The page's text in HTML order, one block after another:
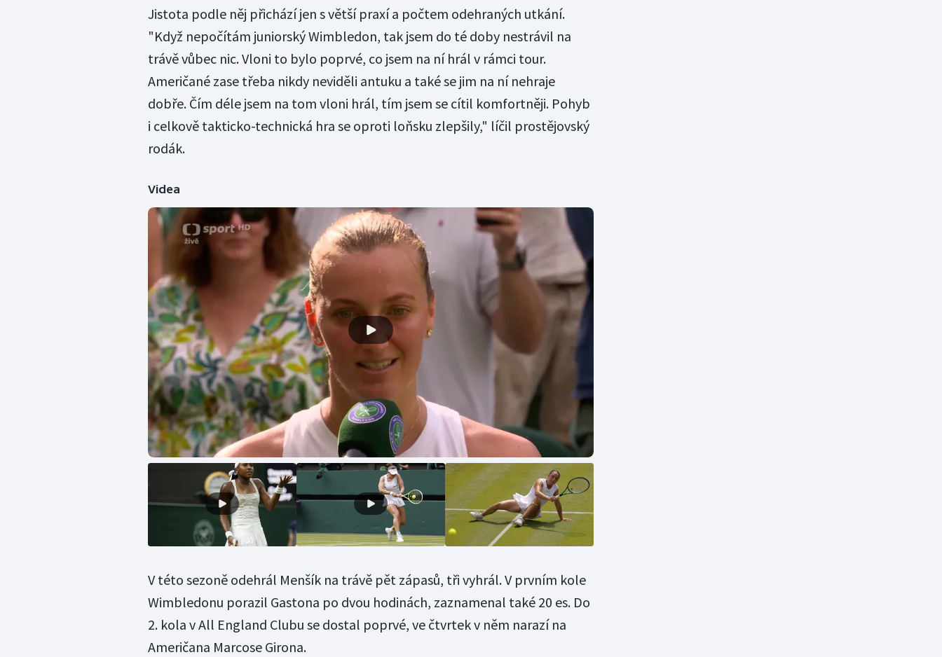
Jistota podle něj přichází jen s větší praxí a počtem odehraných utkání.
"Když nepočítám juniorský Wimbledon, tak jsem do té doby nestrávil na
trávě vůbec nic. Vloni to bylo poprvé, co jsem na ní hrál v rámci tour.
Američané zase třeba nikdy neviděli antuku a také se jim na ní nehraje
dobře. Čím déle jsem na tom vloni hrál, tím jsem se cítil komfortněji. Pohyb
i celkově takticko-technická hra se oproti loňsku zlepšily," líčil prostějovský
rodák.
Videa
V této sezoně odehrál Menšík na trávě pět zápasů, tři vyhrál. V prvním kole
Wimbledonu porazil Gastona po dvou hodinách, zaznamenal také 20 es. Do
2. kola v All England Clubu se dostal poprvé, ve čtvrtek v něm narazí na
Američana Marcose Girona.